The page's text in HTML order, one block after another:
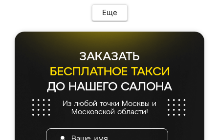
мебель сразу встала на свое место без
каких-либо доработок. Качеством осталась
довольна, все выглядит так, как и ожидала.
Еще
ЗАКАЗАТЬ
БЕСПЛАТНОЕ ТАКСИ
ДО НАШЕГО САЛОНА
Из любой точки Москвы и
Московской области!